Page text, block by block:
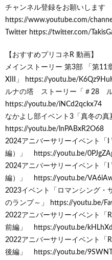
チャンネル登録をお願いします
https://www.youtube.com/
Twitter https://twitter.com/
【おすすめプリコネR 動画】
メインストーリー 第3部 「第
XIII」 https://youtu.be/
ルナの塔 ストーリー「＃28
https://youtu.be/iNCd2qckx74
なかよし部イベント3「真冬の真
https://youtu.be/lnPABxR2O68
2024アニバーサリーイベント
編）」 https://youtu.be/
2024アニバーサリーイベント
編）」 https://youtu.be/
2023イベント「ロマンシング
のランプ～」 https://youtu.be/
2022アニバーサリーイベント
前編」 https://youtu.be/
2022アニバーサリーイベント
後編」 https://youtu.be/